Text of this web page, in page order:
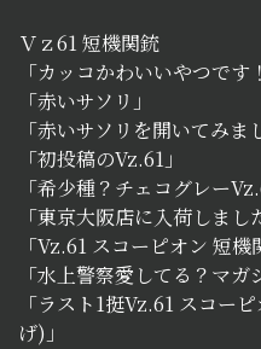
Ｖｚ61 短機関銃
「カッコかわいいやつです
「赤いサソリ」
「赤いサソリを開いてみま
「初投稿のVz.61」
「希少種？チェコグレー
「東京大阪店に入荷しまし
「Vz.61 スコーピオン 短機
「水上警察愛してる？マガ
「ラスト1挺Vz.61 スコー
げ)」